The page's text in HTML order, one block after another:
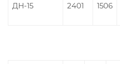
ДН-15 2401 1506